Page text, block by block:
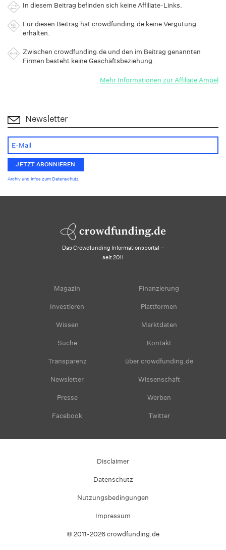
In diesem Beitrag befinden sich keine Affiliate-Links.
Für diesen Beitrag hat crowdfunding.de keine Vergütung
erhalten.
Zwischen crowdfunding.de und den im Beitrag genannten
Firmen besteht keine Geschäftsbeziehung.
Mehr Informationen zur Affiliate Ampel
Newsletter
Archiv und Infos zum Datenschutz
Das Crowdfunding Informationsportal –
seit 2011
Magazin Finanzierung
Investieren Plattformen
Wissen Marktdaten
Suche Kontakt
Transparenz über crowdfunding.de
Newsletter Wissenschaft
Presse Werben
Facebook Twitter
Disclaimer
Datenschutz
Nutzungsbedingungen
Impressum
© 2011-2026 crowdfunding.de